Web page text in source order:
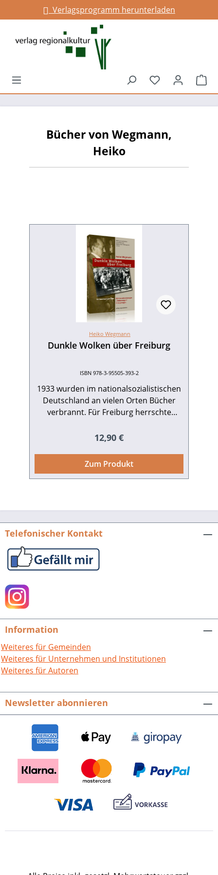
springenVerlagsprogramm herunterladen
Du hast 0
Bücher von Wegmann,
Heiko
Heiko Wegmann
Dunkle Wolken über Freiburg
ISBN 978-3-95505-393-2
1933 wurden im nationalsozialistischen
Deutschland an vielen Orten Bücher
verbrannt. Für Freiburg herrschte
habe keine oder nur eine kleinere
gegeben. In dieser Studie wird erstmals
solchen Aktionen gab und in welchen
Buchhandlungen, öffentliche, private,
Büchereien „gesäubert“. Sozialistische,
pazifistische oder jüdische Literatur
beteiligt und wer die Hauptakteure
waren. Mussten sie sich nach 1945 für
ihr Handeln verantworten? Er geht auch
der Frage nach, was mit der Vielzahl der
verbrannt wurden. Lassen sie sich heute
wiederfinden? Heiko Wegmann, Dunkle
Wolken über Freiburg.
Bücherverbrennungen, „Säuberungen“
und Enteignungen. Stadt und
Geschichte. Neue Reihe des
Stadtarchivs Freiburg i. Br., Heft 25.
Andreas Jobst. 200 Seiten mit über 30
Schwarz-Weiß-Abbildungen und einem
95505-393-2. EUR 12,90.
Regulärer Preis:
12,90 €
Zum Produkt
Telefonischer Kontakt
Information
Weiteres für Gemeinden
Weiteres für Unternehmen und Institutionen
Weiteres für Autoren
Newsletter abonnieren